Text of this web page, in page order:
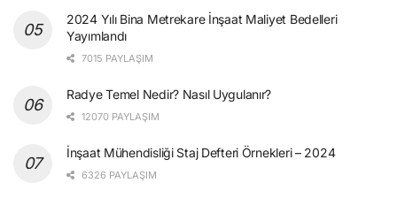
2024 Yılı Bina Metrekare İnşaat Maliyet Bedelleri
Yayımlandı
7015 PAYLAŞIM
Radye Temel Nedir? Nasıl Uygulanır?
12070 PAYLAŞIM
İnşaat Mühendisliği Staj Defteri Örnekleri – 2024
6326 PAYLAŞIM